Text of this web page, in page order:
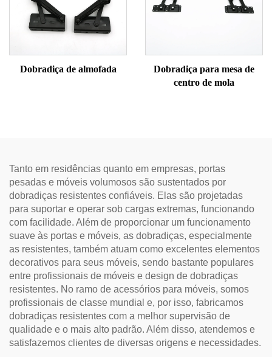
Dobradiça de almofada
Dobradiça para mesa de
centro de mola
Tanto em residências quanto em empresas, portas
pesadas e móveis volumosos são sustentados por
dobradiças resistentes confiáveis. Elas são projetadas
para suportar e operar sob cargas extremas, funcionando
com facilidade. Além de proporcionar um funcionamento
suave às portas e móveis, as dobradiças, especialmente
as resistentes, também atuam como excelentes elementos
decorativos para seus móveis, sendo bastante populares
entre profissionais de móveis e design de dobradiças
resistentes. No ramo de acessórios para móveis, somos
profissionais de classe mundial e, por isso, fabricamos
dobradiças resistentes com a melhor supervisão de
qualidade e o mais alto padrão. Além disso, atendemos e
satisfazemos clientes de diversas origens e necessidades.